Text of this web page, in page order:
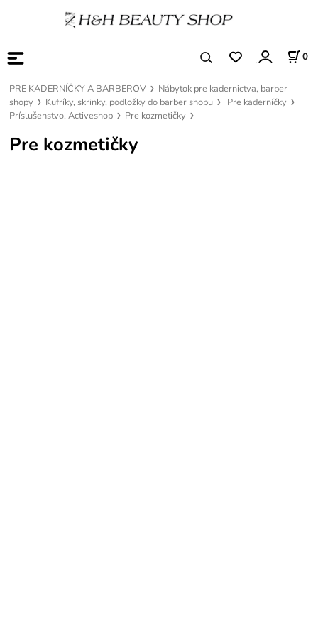
0
PRE KADERNÍČKY A BARBEROV
Nábytok pre kadernictva, barber
shopy
Kufríky, skrinky, podložky do barber shopu
Pre kaderníčky
Príslušenstvo, Activeshop
Pre kozmetičky
Pre kozmetičky